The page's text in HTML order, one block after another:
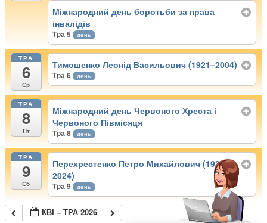
Міжнародний день боротьби за права
інвалідів
Тра 5 день
ТРА
6
Ср
Тимошенко Леонід Васильович (1921–2004)
Тра 6 день
ТРА
8
Пт
Міжнародний день Червоного Хреста і
Червоного Півмісяця
Тра 8 день
ТРА
9
Сб
Перехрестенко Петро Михайлович (1936-
2024)
Тра 9 день
КВІ – ТРА 2026